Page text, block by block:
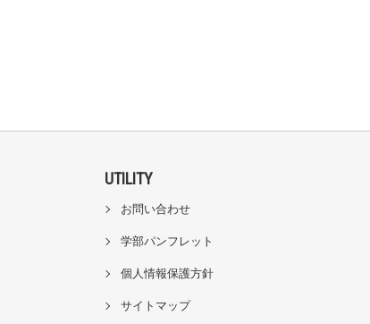
UTILITY
お問い合わせ
学部パンフレット
個人情報保護方針
サイトマップ